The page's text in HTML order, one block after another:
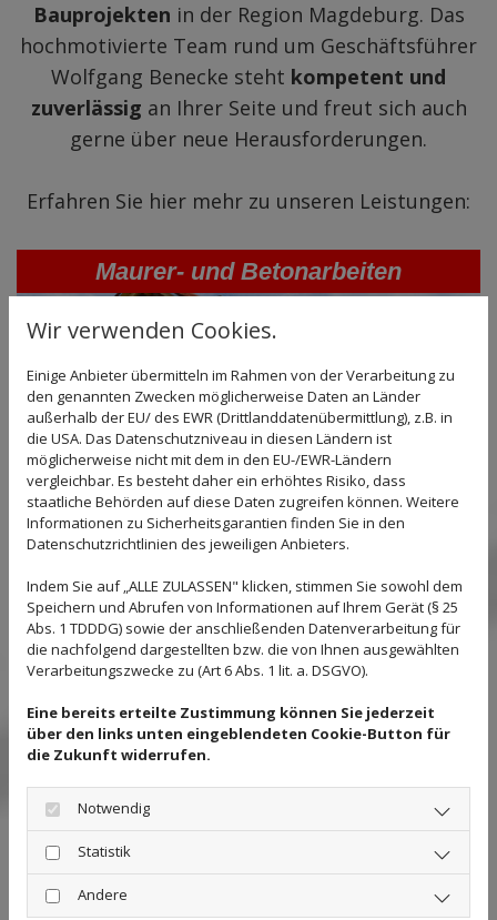
Bauprojekten in der Region Magdeburg. Das
hochmotivierte Team rund um Geschäftsführer
Wolfgang Benecke steht kompetent und
zuverlässig an Ihrer Seite und freut sich auch
gerne über neue Herausforderungen.
Erfahren Sie hier mehr zu unseren Leistungen:
Maurer- und Betonarbeiten
Hochbau
Überlassen Sie nichts dem Zufall und vertrauen
Sie auf ein erfolgsorientiertes Unternehmen wie
derHIT Bau GmbH mit Sitz in Magdeburg.
Wir verwenden Cookies.
Einige Anbieter übermitteln im Rahmen von der Verarbeitung zu
den genannten Zwecken möglicherweise Daten an Länder
außerhalb der EU/ des EWR (Drittlanddatenübermittlung), z.B. in
die USA. Das Datenschutzniveau in diesen Ländern ist
möglicherweise nicht mit dem in den EU-/EWR-Ländern
vergleichbar. Es besteht daher ein erhöhtes Risiko, dass
staatliche Behörden auf diese Daten zugreifen können. Weitere
Informationen zu Sicherheitsgarantien finden Sie in den
Datenschutzrichtlinien des jeweiligen Anbieters.
Indem Sie auf „ALLE ZULASSEN" klicken, stimmen Sie sowohl dem
Speichern und Abrufen von Informationen auf Ihrem Gerät (§ 25
Abs. 1 TDDDG) sowie der anschließenden Datenverarbeitung für
die nachfolgend dargestellten bzw. die von Ihnen ausgewählten
Verarbeitungszwecke zu (Art 6 Abs. 1 lit. a. DSGVO).
Eine bereits erteilte Zustimmung können Sie jederzeit
über den links unten eingeblendeten Cookie-Button für
die Zukunft widerrufen.
Notwendig
Statistik
Andere